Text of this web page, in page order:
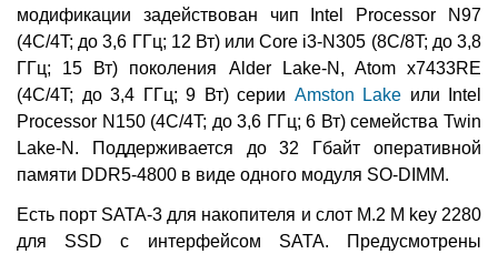
модификации задействован чип Intel Processor N97
(4C/4T; до 3,6 ГГц; 12 Вт) или Core i3-N305 (8C/8T; до 3,8
ГГц; 15 Вт) поколения Alder Lake-N, Atom x7433RE
(4C/4T; до 3,4 ГГц; 9 Вт) серии Amston Lake или Intel
Processor N150 (4C/4T; до 3,6 ГГц; 6 Вт) семейства Twin
Lake-N. Поддерживается до 32 Гбайт оперативной
памяти DDR5-4800 в виде одного модуля SO-DIMM.
Есть порт SATA-3 для накопителя и слот M.2 M key 2280
для SSD с интерфейсом SATA. Предусмотрены